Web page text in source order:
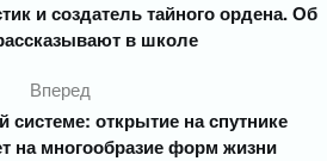
и создатель тайного ордена. Об
в школе
Вперед
открытие на спутнике
на многообразие форм жизни